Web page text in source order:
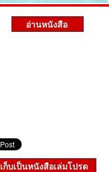
เก็บเป็นหนังสือเล่มโปรด